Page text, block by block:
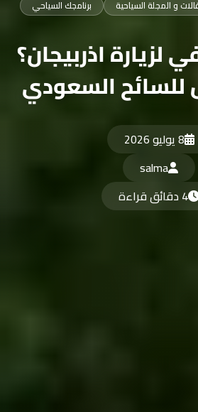
و المجلة السياحية برنامجك السياحي
لزيارة اذربيجان؟
للسائح السعودي
8 يوليو 2026
salma
4 دقائق قراءة